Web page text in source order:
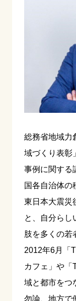
総務省地域力
域づくり表彰
事例に関する
国各自治体の
東日本大震災
と、自分らし
肢を多くの若
2012年6月「
カフェ」や「
域と都市をつ
勿論、地方で